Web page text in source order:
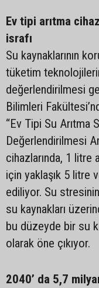
Ev tipi arıtma
israfı
Su kaynaklarının
tüketim
değerlendirilmesi
Bilimleri
“Ev Tipi Su Arıtma
Değerlendirilmesi
cihazlarında, 1 litre
için yaklaşık 5 litre
ediliyor. Su
su kaynakları
bu düzeyde bir su
olarak öne çıkıyor.
2040’ da 5,7